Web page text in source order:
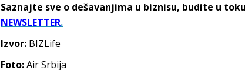
Saznajte sve o dešavanjima u biznisu, budite u
NEWSLETTER.
Izvor: BIZLife
Foto:Air Srbija